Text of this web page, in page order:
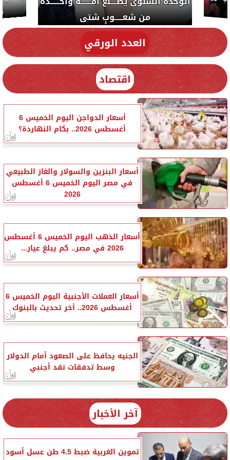
دي سياسة
العدد الورقي
اقتصاد
أسعار الدواجن اليوم الخميس 6
أغسطس 2026.. بكام النهاردة؟
أسعار البنزين والسولار والغاز الطبيعي
في مصر اليوم الخميس 6 أغسطس
2026
أسعار الذهب اليوم الخميس 6 أغسطس
2026 في مصر.. كم يبلغ عيار...
أسعار العملات الأجنبية اليوم الخميس 6
أغسطس 2026.. آخر تحديث بالبنوك
الجنيه يحافظ على الصعود أمام الدولار
وسط تدفقات نقد أجنبي
آخر الأخبار
تموين الغربية ضبط 4.5 طن عسل أسود